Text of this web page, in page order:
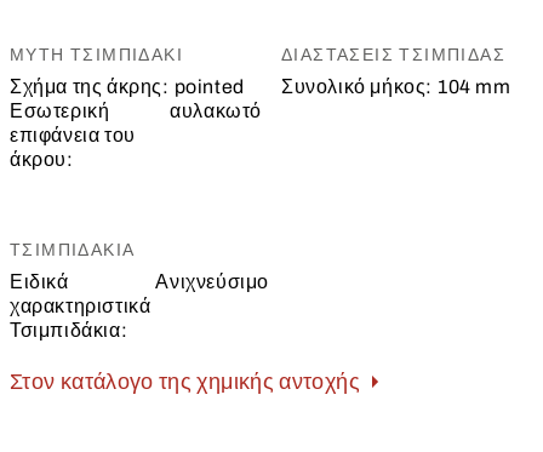
ΜΎΤΗ ΤΣΙΜΠΙΔΆΚΙ
Σχήμα της άκρης: pointed
Εσωτερική
επιφάνεια του
άκρου:
αυλακωτό
ΔΙΑΣΤΆΣΕΙΣ ΤΣΙΜΠΊΔΑΣ
Συνολικό μήκος: 104 mm
ΤΣΙΜΠΙΔΆΚΙΑ
Ειδικά
χαρακτηριστικά
Τσιμπιδάκια:
Ανιχνεύσιμο
Στον κατάλογο της χημικής αντοχής